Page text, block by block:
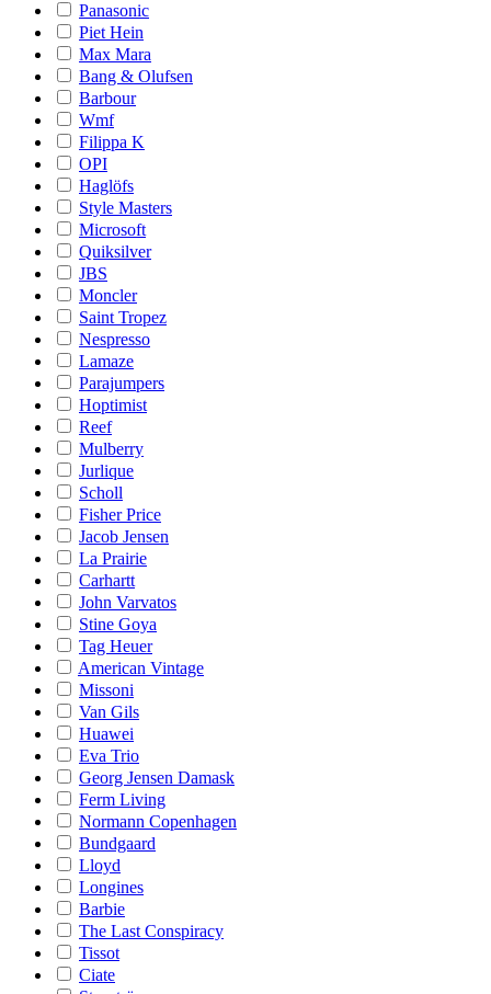
Panasonic
Piet Hein
Max Mara
Bang & Olufsen
Barbour
Wmf
Filippa K
OPI
Haglöfs
Style Masters
Microsoft
Quiksilver
JBS
Moncler
Saint Tropez
Nespresso
Lamaze
Parajumpers
Hoptimist
Reef
Mulberry
Jurlique
Scholl
Fisher Price
Jacob Jensen
La Prairie
Carhartt
John Varvatos
Stine Goya
Tag Heuer
American Vintage
Missoni
Van Gils
Huawei
Eva Trio
Georg Jensen Damask
Ferm Living
Normann Copenhagen
Bundgaard
Lloyd
Longines
Barbie
The Last Conspiracy
Tissot
Ciate